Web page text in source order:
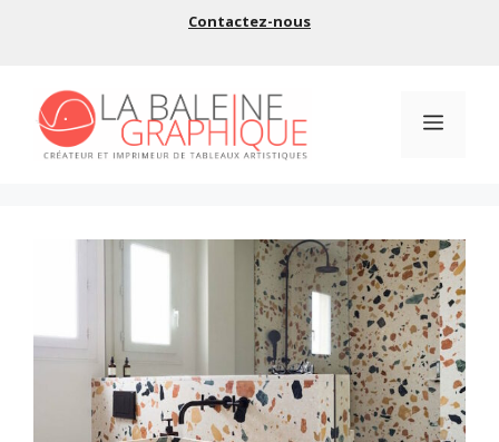
Contactez-nous
Menu